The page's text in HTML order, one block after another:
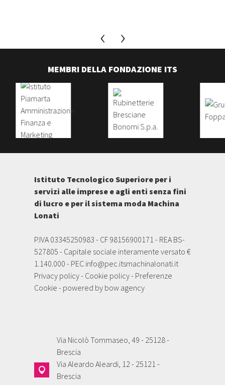
MEMBRI DELLA FONDAZIONE ITS
Istituto Tecnologico Superiore per i
servizi alle imprese e agli enti senza fini
di lucro e per il sistema moda Machina
Lonati
P.IVA 03345250983 - CF 98156900171 - REA BS-
527805 - Capitale sociale interamente versato €
1.140.000 - PEC info@pec.itsmachinalonati.it
Privacy policy- Cookie policy- Preferenze
Cookie - powered by bow agency
Via Nicolò Tommaseo, 49 - 25128 -
Brescia
Via Aleardo Aleardi, 12 - 25121 -
Brescia